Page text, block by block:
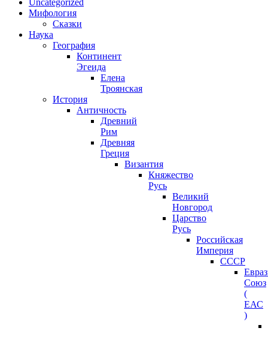
Мифология
Сказки
Наука
География
Континент
Эгеида
Елена
Троянская
История
Античность
Древний
Рим
Древняя
Греция
Византия
Княжество
Русь
Великий
Новгород
Царство
Русь
Российская
Империя
СССР
Союз
(
ЕАС
)